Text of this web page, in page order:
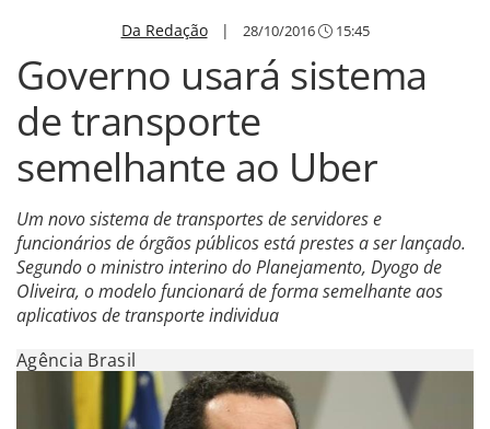
Da Redação| 28/10/2016 15:45
Governo usará sistema
de transporte
semelhante ao Uber
Um novo sistema de transportes de servidores e
funcionários de órgãos públicos está prestes a ser lançado.
Segundo o ministro interino do Planejamento, Dyogo de
Oliveira, o modelo funcionará de forma semelhante aos
aplicativos de transporte individua
Agência Brasil